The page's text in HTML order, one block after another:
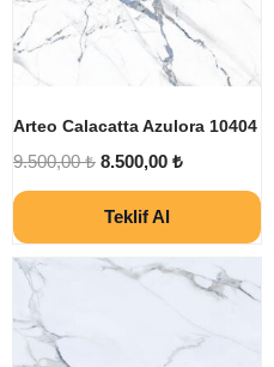
Arteo Calacatta Azulora 10404
9.500,00₺ 8.500,00 ₺
Teklif Al